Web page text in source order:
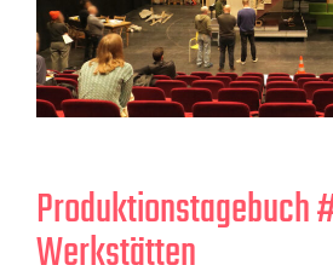
Produktionstagebuch